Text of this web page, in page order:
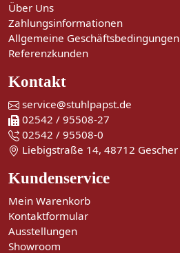
Über Uns
Zahlungsinformationen
Allgemeine Geschäftsbedingungen
Referenzkunden
Kontakt
service@stuhlpapst.de
02542 / 95508-27
02542 / 95508-0
Liebigstraße 14, 48712 Gescher
Kundenservice
Mein Warenkorb
Kontaktformular
Ausstellungen
Showroom